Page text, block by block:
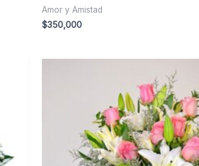
Amor y Amistad
$350,000